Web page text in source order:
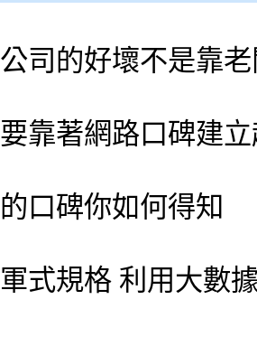
司的好壞不是靠
靠著網路口碑建
口碑你如何得知
式規格 利用大數